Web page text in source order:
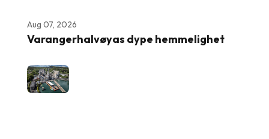
Aug 07, 2026
Varangerhalvøyas dype hemmelighet